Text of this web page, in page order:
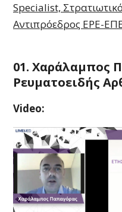
Specialist,
Αντιπρόεδρος ΕΡΕ-
01. Χαράλαμπος
Ρευματοειδής
Video: